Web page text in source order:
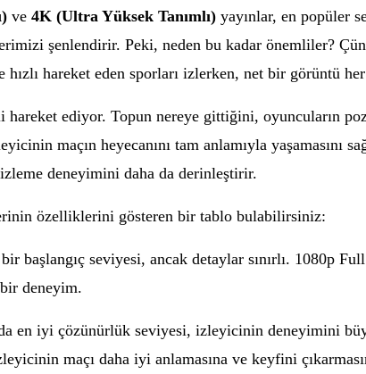
ve 4K (Ultra Yüksek Tanımlı) yayınlar, en popüler
şenlendirir. Peki, neden bu kadar önemliler?
hareket eden sporları izlerken, net bir görüntü
ediyor. Topun nereye gittiğini, oyuncuların
maçın heyecanını tam anlamıyla yaşamasını
deneyimini daha da derinleştirir.
özelliklerini gösteren bir tablo bulabilirsiniz:
başlangıç seviyesi, ancak detaylar sınırlı. 1080p
deneyim.
en iyi çözünürlük seviyesi, izleyicinin deneyimini
maçı daha iyi anlamasına ve keyfini